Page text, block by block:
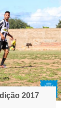
2017